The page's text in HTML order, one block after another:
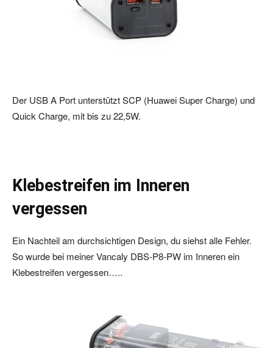
Der USB A Port unterstützt SCP (Huawei Super Charge) und
Quick Charge, mit bis zu 22,5W.
Klebestreifen im Inneren
vergessen
Ein Nachteil am durchsichtigen Design, du siehst alle Fehler.
So wurde bei meiner Vancaly DBS-P8-PW im Inneren ein
Klebestreifen vergessen…..